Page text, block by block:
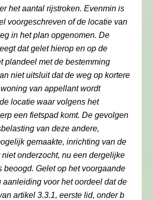
het aantal rijstroken. Evenmin is
voorgeschreven of de locatie van
in het plan opgenomen. De
dat gelet hierop en op de
plandeel met de bestemming
niet uitsluit dat de weg op kortere
van appellant wordt
locatie waar volgens het
een fietspad komt. De gevolgen
van deze andere,
gemaakte, inrichting van de
onderzocht, nu een dergelijke
beoogd. Gelet op het voorgaande
aanleiding voor het oordeel dat de
artikel 3.3.1, eerste lid, onder b